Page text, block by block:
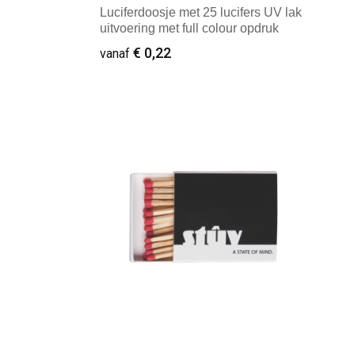
Luciferdoosje met 25 lucifers UV lak
uitvoering met full colour opdruk
vanaf € 0,22